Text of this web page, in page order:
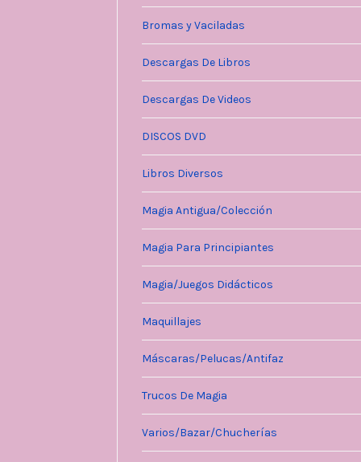
Bromas y Vaciladas
Descargas De Libros
Descargas De Videos
DISCOS DVD
Libros Diversos
Magia Antigua/Colección
Magia Para Principiantes
Magia/Juegos Didácticos
Maquillajes
Máscaras/Pelucas/Antifaz
Trucos De Magia
Varios/Bazar/Chucherías